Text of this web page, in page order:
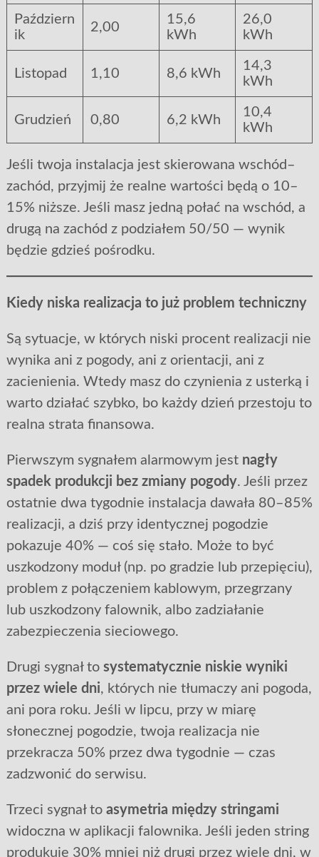
Październ
ik
2,00
15,6
kWh
26,0
kWh
Listopad 1,10 8,6 kWh
14,3
kWh
Grudzień 0,80 6,2 kWh
10,4
kWh
Jeśli twoja instalacja jest skierowana wschód–
zachód, przyjmij że realne wartości będą o 10–
15% niższe. Jeśli masz jedną połać na wschód, a
drugą na zachód z podziałem 50/50 — wynik
będzie gdzieś pośrodku.
Kiedy niska realizacja to już problem techniczny
Są sytuacje, w których niski procent realizacji nie
wynika ani z pogody, ani z orientacji, ani z
zacienienia. Wtedy masz do czynienia z usterką i
warto działać szybko, bo każdy dzień przestoju to
realna strata finansowa.
Pierwszym sygnałem alarmowym jest nagły
spadek produkcji bez zmiany pogody. Jeśli przez
ostatnie dwa tygodnie instalacja dawała 80–85%
realizacji, a dziś przy identycznej pogodzie
pokazuje 40% — coś się stało. Może to być
uszkodzony moduł (np. po gradzie lub przepięciu),
problem z połączeniem kablowym, przegrzany
lub uszkodzony falownik, albo zadziałanie
zabezpieczenia sieciowego.
Drugi sygnał to systematycznie niskie wyniki
przez wiele dni, których nie tłumaczy ani pogoda,
ani pora roku. Jeśli w lipcu, przy w miarę
słonecznej pogodzie, twoja realizacja nie
przekracza 50% przez dwa tygodnie — czas
zadzwonić do serwisu.
Trzeci sygnał to asymetria między stringami
widoczna w aplikacji falownika. Jeśli jeden string
produkuje 30% mniej niż drugi przez wiele dni, w